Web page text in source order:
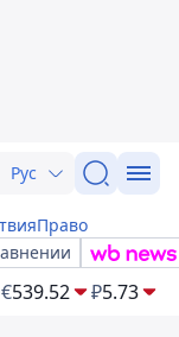
Рус
Право
€539.52 ₽5.73